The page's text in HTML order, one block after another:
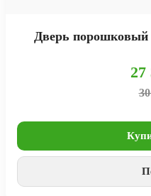
Дверь порошковый
27